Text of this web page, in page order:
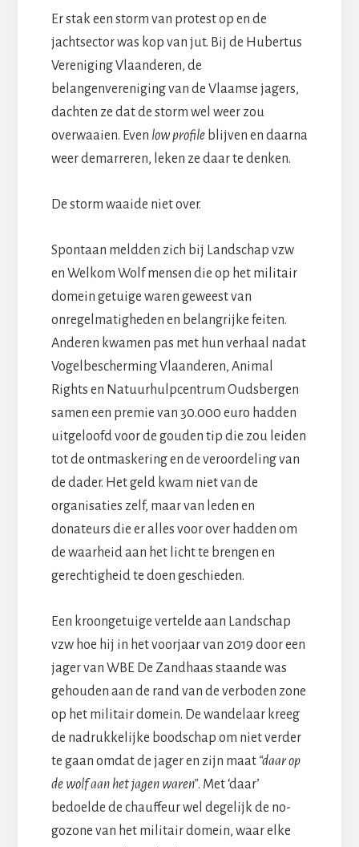
Er stak een storm van protest op en de
jachtsector was kop van jut. Bij de Hubertus
Vereniging Vlaanderen, de
belangenvereniging van de Vlaamse jagers,
dachten ze dat de storm wel weer zou
overwaaien. Even low profileblijven en daarna
weer demarreren, leken ze daar te denken.
De storm waaide niet over.
Spontaan meldden zich bij Landschap vzw
en Welkom Wolf mensen die op het militair
domein getuige waren geweest van
onregelmatigheden en belangrijke feiten.
Anderen kwamen pas met hun verhaal nadat
Vogelbescherming Vlaanderen, Animal
Rights en Natuurhulpcentrum Oudsbergen
samen een premie van 30.000 euro hadden
uitgeloofd voor de gouden tip die zou leiden
tot de ontmaskering en de veroordeling van
de dader. Het geld kwam niet van de
organisaties zelf, maar van leden en
donateurs die er alles voor over hadden om
de waarheid aan het licht te brengen en
gerechtigheid te doen geschieden.
Een kroongetuige vertelde aan Landschap
vzw hoe hij in het voorjaar van 2019 door een
jager van WBE De Zandhaas staande was
gehouden aan de rand van de verboden zone
op het militair domein. De wandelaar kreeg
de nadrukkelijke boodschap om niet verder
te gaan omdat de jager en zijn maat “daar op
de wolf aan het jagen waren”. Met ‘daar’
bedoelde de chauffeur wel degelijk de no-
gozone van het militair domein, waar elke